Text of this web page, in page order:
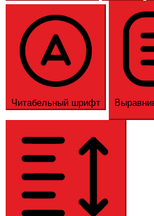
Читабельный шрифт